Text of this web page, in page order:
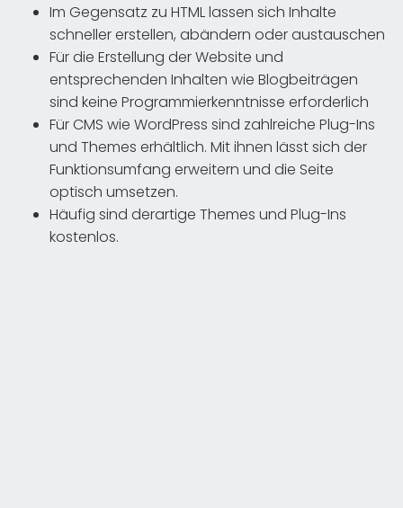
Im Gegensatz zu HTML lassen sich Inhalte
schneller erstellen, abändern oder austauschen
Für die Erstellung der Website und
entsprechenden Inhalten wie Blogbeiträgen
sind keine Programmierkenntnisse erforderlich
Für CMS wie WordPress sind zahlreiche Plug-Ins
und Themes erhältlich. Mit ihnen lässt sich der
Funktionsumfang erweitern und die Seite
optisch umsetzen.
Häufig sind derartige Themes und Plug-Ins
kostenlos.